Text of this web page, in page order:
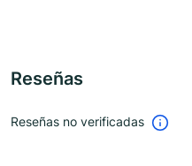
Reseñas
Reseñas no verificadas